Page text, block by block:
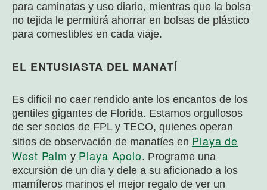
para caminatas y uso diario, mientras que la bolsa
no tejida le permitirá ahorrar en bolsas de plástico
para comestibles en cada viaje.
EL ENTUSIASTA DEL MANATÍ
Es difícil no caer rendido ante los encantos de los
gentiles gigantes de Florida. Estamos orgullosos
de ser socios de FPL y TECO, quienes operan
sitios de observación de manatíes en Playa de
West Palm y Playa Apolo. Programe una
excursión de un día y dele a su aficionado a los
mamíferos marinos el mejor regalo de ver un